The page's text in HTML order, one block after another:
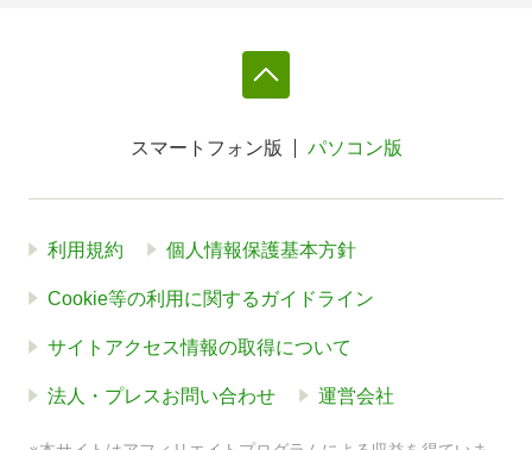
スマートフォン版 パソコン版
利用規約 個人情報保護基本方針
Cookie等の利用に関するガイドライン
サイトアクセス情報の取得について
法人・プレスお問い合わせ 運営会社